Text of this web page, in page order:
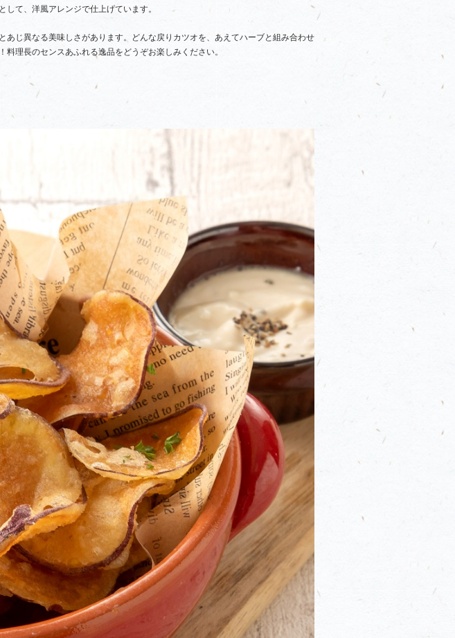
て、洋風アレンジで仕上げています。
じ異なる美味しさがあります。どんな戻りカツオを、あえてハーブと組み合わせ
理長のセンスあふれる逸品をどうぞお楽しみください。